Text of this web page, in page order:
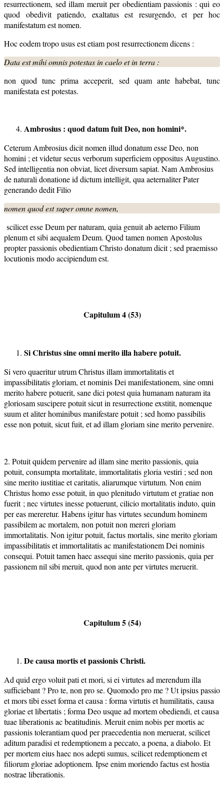
resurrectionem, sed illam meruit per obedientiam passionis : qui eo
quod obedivit patiendo, exaltatus est resurgendo, et per hoc
manifestatum est nomen.
Hoc eodem tropo usus est etiam post resurrectionem dicens :
Data est mihi omnis potestas in caelo et in terra :
non quod tunc prima acceperit, sed quam ante habebat, tunc
manifestata est potestas.
Ambrosius : quod datum fuit Deo, non homini*.
Ceterum Ambrosius dicit nomen illud donatum esse Deo, non
homini ; et videtur secus verborum superficiem oppositus Augustino.
Sed intelligentia non obviat, licet diversum sapiat. Nam Ambrosius
de naturali donatione id dictum intelligit, qua aeternaliter Pater
generando dedit Filio
nomen quod est super omne nomen,
scilicet esse Deum per naturam, quia genuit ab aeterno Filium
plenum et sibi aequalem Deum. Quod tamen nomen Apostolus
propter passionis obedientiam Christo donatum dicit ; sed praemisso
locutionis modo accipiendum est.
Capitulum 4 (53)
Si Christus sine omni merito illa habere potuit.
Si vero quaeritur utrum Christus illam immortalitatis et
impassibilitatis gloriam, et nominis Dei manifestationem, sine omni
merito habere potuerit, sane dici potest quia humanam naturam ita
gloriosam suscipere potuit sicut in resurrectione exstitit, nomenque
suum et aliter hominibus manifestare potuit ; sed homo passibilis
esse non potuit, sicut fuit, et ad illam gloriam sine merito pervenire.
2. Potuit quidem pervenire ad illam sine merito passionis, quia
potuit, consumpta mortalitate, immortalitatis gloria vestiri ; sed non
sine merito iustitiae et caritatis, aliarumque virtutum. Non enim
Christus homo esse potuit, in quo plenitudo virtutum et gratiae non
fuerit ; nec virtutes inesse potuerunt, cilicio mortalitatis induto, quin
per eas mereretur. Habens igitur has virtutes secundum hominem
passibilem ac mortalem, non potuit non mereri gloriam
immortalitatis. Non igitur potuit, factus mortalis, sine merito gloriam
impassibilitatis et immortalitatis ac manifestationem Dei nominis
consequi. Potuit tamen haec assequi sine merito passionis, quia per
passionem nil sibi meruit, quod non ante per virtutes meruerit.
Capitulum 5 (54)
De causa mortis et passionis Christi.
Ad quid ergo voluit pati et mori, si ei virtutes ad merendum illa
sufficiebant ? Pro te, non pro se. Quomodo pro me ? Ut ipsius passio
et mors tibi esset forma et causa : forma virtutis et humilitatis, causa
gloriae et libertatis ; forma Deo usque ad mortem obediendi, et causa
tuae liberationis ac beatitudinis. Meruit enim nobis per mortis ac
passionis tolerantiam quod per praecedentia non meruerat, scilicet
aditum paradisi et redemptionem a peccato, a poena, a diabolo. Et
per mortem eius haec nos adepti sumus, scilicet redemptionem et
filiorum gloriae adoptionem. Ipse enim moriendo factus est hostia
nostrae liberationis.